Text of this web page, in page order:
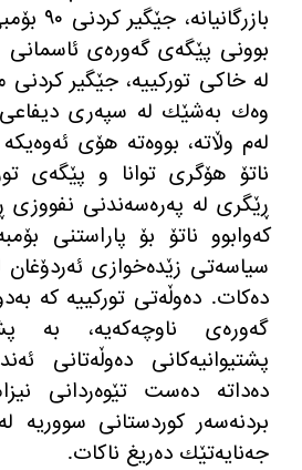
بازرگانیانه، جێگیر كردنی ٩٠ بۆمبی هه
بوونی پێگهی گهورهی ئاسمانی
له ‌خاكی توركییه، جێگیر كردنی
وهك بهشێك له سپهری
لهم وڵاته، بووهته هۆی ئهوهیكه
ناتۆ هۆگری توانا و پێگهی
ڕێگری له پهرهسهندنی نفووزی
كهوابوو ناتۆ بۆ پاراستنی
سیاسهتی زێدهخوازی ئهردۆغان
دهكات. دهوڵهتی توركییه كه به
گهورهی ناوچهكهیه، به
پشتیوانیهكانی دهوڵهتانی ئه
دهداته ‌دهست تێوهردانی
بردنهسهر كوردستانی سووریه له
جهنایهتێك دهریغ ناكات.